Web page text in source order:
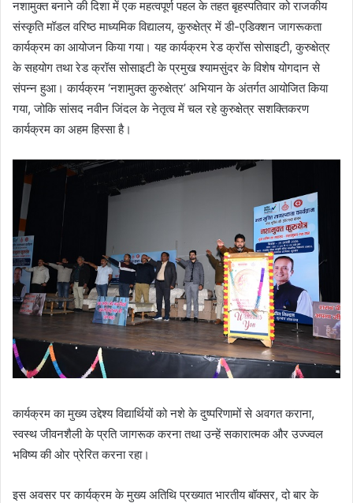
नशामुक्त बनाने की दिशा में एक महत्वपूर्ण पहल के तहत बृहस्पतिवार को राजकीय
संस्कृति मॉडल वरिष्ठ माध्यमिक विद्यालय, कुरुक्षेत्र में डी-एडिक्शन जागरूकता
कार्यक्रम का आयोजन किया गया। यह कार्यक्रम रेड क्रॉस सोसाइटी, कुरुक्षेत्र
के सहयोग तथा रेड क्रॉस सोसाइटी के प्रमुख श्यामसुंदर के विशेष योगदान से
संपन्न हुआ। कार्यक्रम ‘नशामुक्त कुरुक्षेत्र’ अभियान के अंतर्गत आयोजित किया
गया, जोकि सांसद नवीन जिंदल के नेतृत्व में चल रहे कुरुक्षेत्र सशक्तिकरण
कार्यक्रम का अहम हिस्सा है।
कार्यक्रम का मुख्य उद्देश्य विद्यार्थियों को नशे के दुष्परिणामों से अवगत कराना,
स्वस्थ जीवनशैली के प्रति जागरूक करना तथा उन्हें सकारात्मक और उज्ज्वल
भविष्य की ओर प्रेरित करना रहा।
इस अवसर पर कार्यक्रम के मुख्य अतिथि प्रख्यात भारतीय बॉक्सर, दो बार के